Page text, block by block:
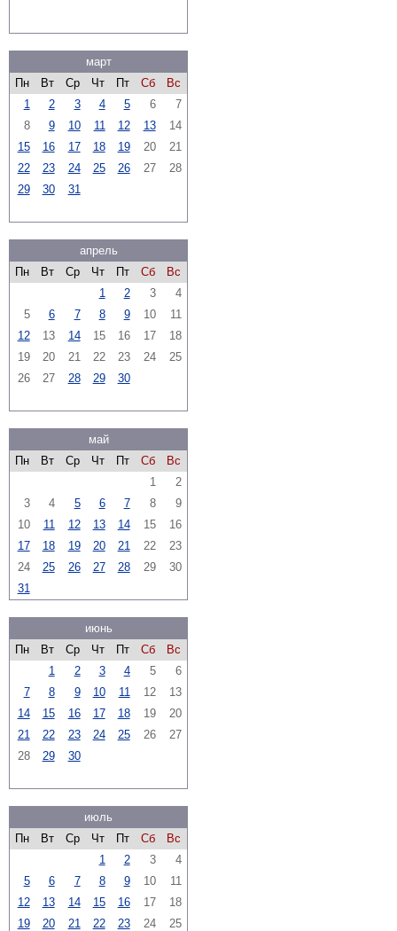
март
Пн
Вт Ср Чт Пт Сб
Вс
1
2 3 4 5 6
7
8
9 10 11 12 13
14
15
16 17 18 19 20
21
22
23 24 25 26 27
28
29
30 31
апрель
Пн
Вт Ср Чт Пт Сб
Вс
1
2 3
4
5
6 7 8 9 10
11
12
13 14 15 16 17
18
19
20 21 22 23 24
25
26
27 28 29 30
май
Пн
Вт Ср Чт Пт Сб
Вс
1
2
3
4 5 6 7 8
9
10
11 12 13 14 15
16
17
18 19 20 21 22
23
24
25 26 27 28 29
30
31
июнь
Пн
Вт Ср Чт Пт Сб
Вс
1
2 3 4 5
6
7
8 9 10 11 12
13
14
15 16 17 18 19
20
21
22 23 24 25 26
27
28
29 30
июль
Пн
Вт Ср Чт Пт Сб
Вс
1
2 3
4
5
6 7 8 9 10
11
12
13 14 15 16 17
18
19
20 21 22 23 24
25